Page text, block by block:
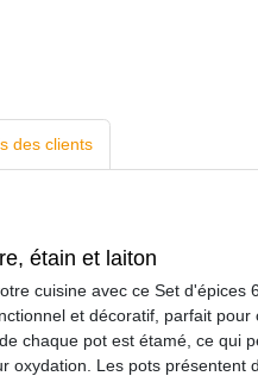
des clients
étain et laiton
cuisine avec ce Set d'épices
et décoratif, parfait pour
chaque pot est étamé, ce qui
oxydation. Les pots présentent